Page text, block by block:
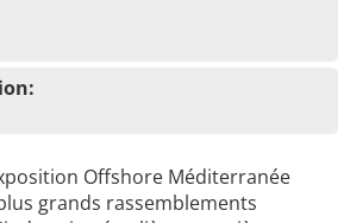
Offshore Méditerranée
grands rassemblements